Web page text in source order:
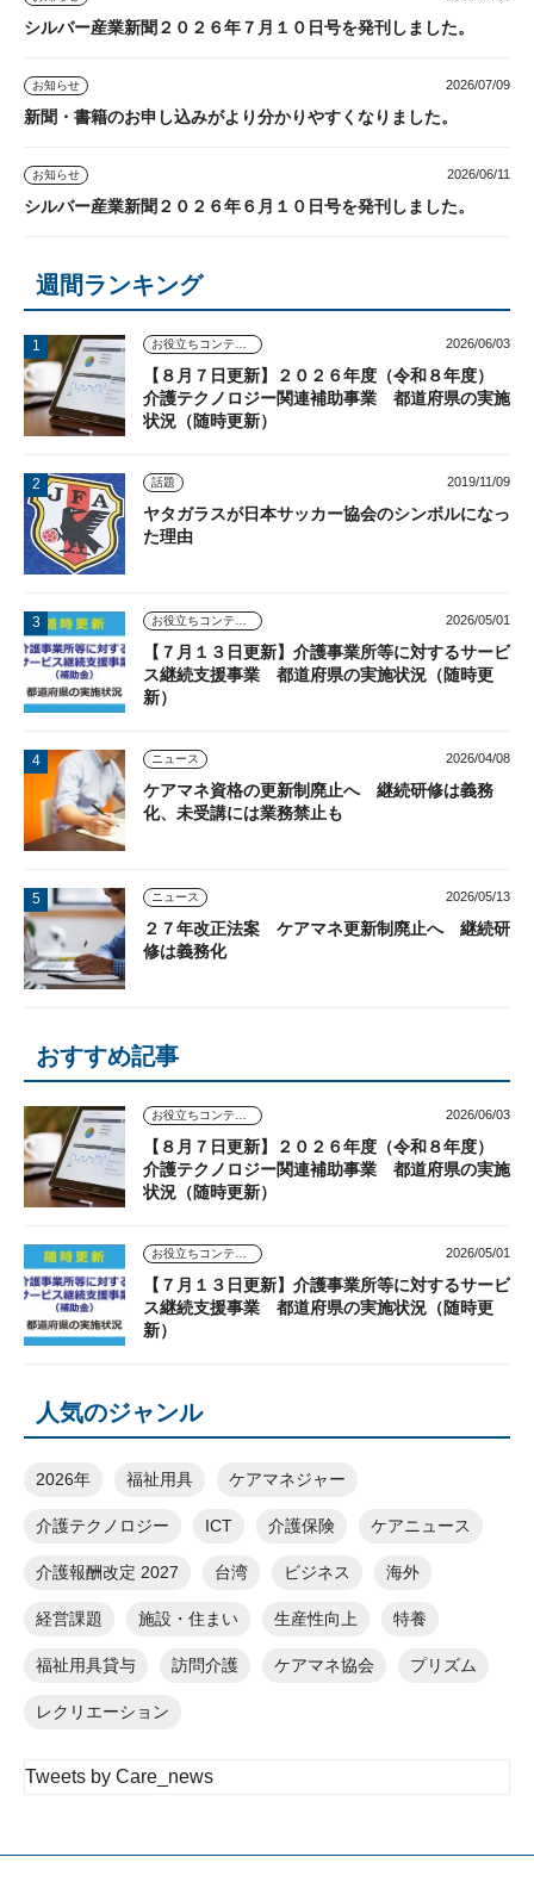
シルバー産業新聞２０２６年７月１０日号を発刊しました。
お知らせ 2026/07/09
新聞・書籍のお申し込みがより分かりやすくなりました。
お知らせ 2026/06/11
シルバー産業新聞２０２６年６月１０日号を発刊しました。
週間ランキング
2026/06/03
【８月７日更新】２０２６年度（令和８年度）
介護テクノロジー関連補助事業 都道府県の実施
状況（随時更新）
話題 2019/11/09
ヤタガラスが日本サッカー協会のシンボルになっ
た理由
2026/05/01
【７月１３日更新】介護事業所等に対するサービ
ス継続支援事業 都道府県の実施状況（随時更
新）
ニュース 2026/04/08
ケアマネ資格の更新制廃止へ 継続研修は義務
化、未受講には業務禁止も
ニュース 2026/05/13
２７年改正法案 ケアマネ更新制廃止へ 継続研
修は義務化
おすすめ記事
2026/06/03
【８月７日更新】２０２６年度（令和８年度）
介護テクノロジー関連補助事業 都道府県の実施
状況（随時更新）
2026/05/01
【７月１３日更新】介護事業所等に対するサービ
ス継続支援事業 都道府県の実施状況（随時更
新）
人気のジャンル
2026年 福祉用具 ケアマネジャー
介護テクノロジー ICT 介護保険 ケアニュース
介護報酬改定 2027 台湾 ビジネス 海外
経営課題 施設・住まい 生産性向上 特養
福祉用具貸与 訪問介護 ケアマネ協会 プリズム
レクリエーション
Tweets by Care_news